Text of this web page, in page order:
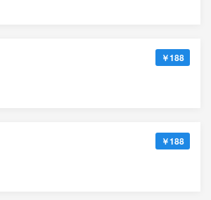
￥188
￥188